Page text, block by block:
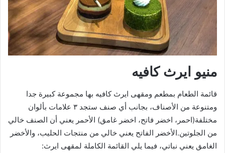
منيو ايرث كافيه
قائمة الطعام بمطعم ومقهى ايرث كافيه بها مجموعة كبيرة جدا
ومتنوعة من الأصناف، بجانب أي صنف ستجد ٣ علامات بألوان
مختلفة(احمر، اخضر فاتح، اخضر غامق) الأحمر يعني أن الصنف خالي
من الجلوتين.الأخضر الفاتح يعني خالي من منتجات الحليب، والأخضر
الغامق يعني نباتي، فيما يلي القائمة الكاملة لمقهى ايرث: